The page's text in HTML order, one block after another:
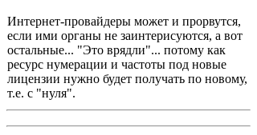
Интернет-провайдеры может и прорвутся,
если ими органы не заинтерисуются, а вот
остальные... "Это врядли"... потому как
ресурс нумерации и частоты под новые
лицензии нужно будет получать по новому,
т.е. с "нуля".